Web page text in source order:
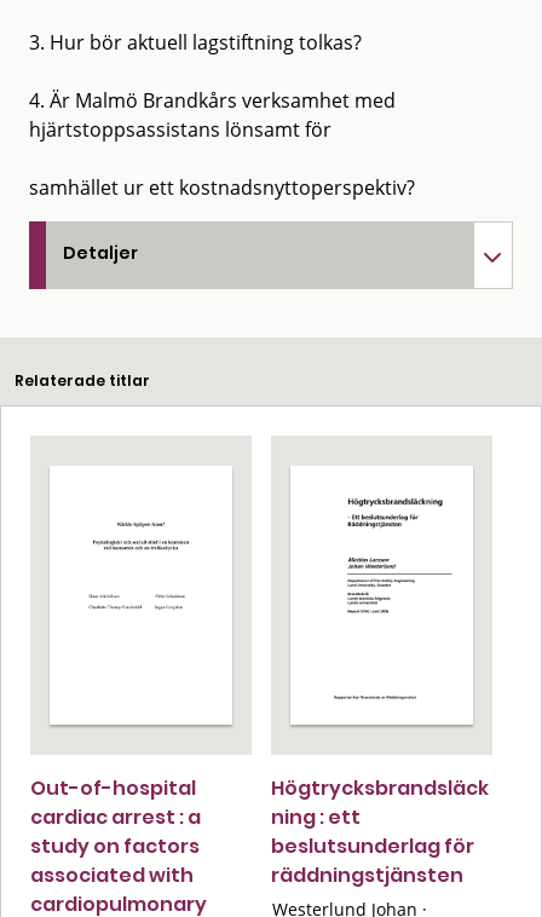
3. Hur bör aktuell lagstiftning tolkas?
4. Är Malmö Brandkårs verksamhet med
hjärtstoppsassistans lönsamt för
samhället ur ett kostnadsnyttoperspektiv?
Detaljer
Relaterade titlar
Out-of-hospital
cardiac arrest : a
study on factors
associated with
cardiopulmonary
Högtrycksbrandsläck
ning : ett
beslutsunderlag för
räddningstjänsten
Westerlund Johan ·